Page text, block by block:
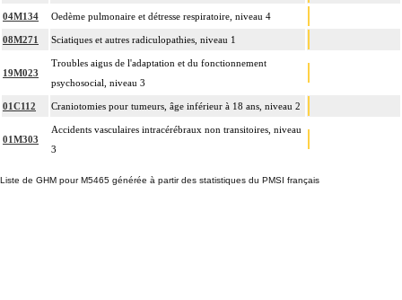
04M134 Oedème pulmonaire et détresse respiratoire, niveau 4
08M271 Sciatiques et autres radiculopathies, niveau 1
19M023
Troubles aigus de l'adaptation et du fonctionnement
psychosocial, niveau 3
01C112 Craniotomies pour tumeurs, âge inférieur à 18 ans, niveau 2
01M303
Accidents vasculaires intracérébraux non transitoires, niveau
3
Liste de GHM pour M5465 générée à partir des statistiques du PMSI français